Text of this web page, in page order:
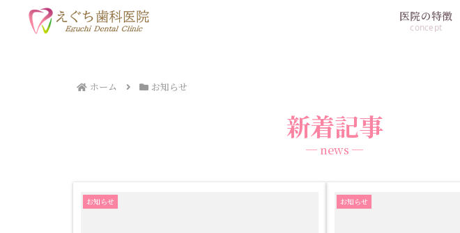
医院の特徴
concept
ホーム お知らせ
新着記事
─ news ─
お知らせ お知らせ